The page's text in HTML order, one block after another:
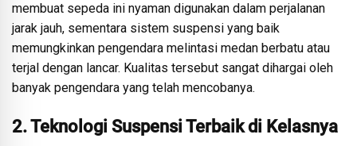
membuat sepeda ini nyaman digunakan dalam perjalanan
jarak jauh, sementara sistem suspensi yang baik
memungkinkan pengendara melintasi medan berbatu atau
terjal dengan lancar. Kualitas tersebut sangat dihargai oleh
banyak pengendara yang telah mencobanya.
2. Teknologi Suspensi Terbaik di Kelasnya